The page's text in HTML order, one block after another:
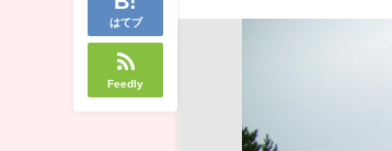
はてブ
Feedly